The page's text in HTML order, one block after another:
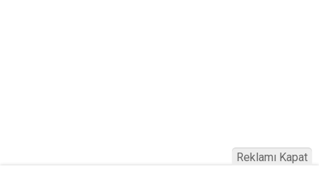
Reklamı Kapat